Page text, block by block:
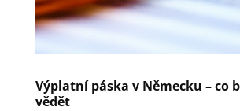
Výplatní páska v Německu – co
vědět